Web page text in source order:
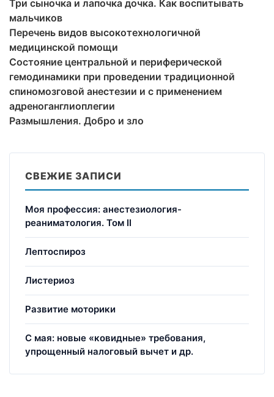
Три сыночка и лапочка дочка. Как воспитывать
мальчиков
Перечень видов высокотехнологичной
медицинской помощи
Состояние центральной и периферической
гемодинамики при проведении традиционной
спиномозговой анестезии и с применением
адреноганглиоплегии
Размышления. Добро и зло
СВЕЖИЕ ЗАПИСИ
Моя профессия: анестезиология-
реаниматология. Том II
Лептоспироз
Листериоз
Развитие моторики
С мая: новые «ковидные» требования,
упрощенный налоговый вычет и др.